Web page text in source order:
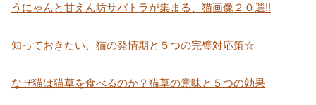
うにゃんと甘えん坊サバトラが集まる、猫画像２０選!!
知っておきたい、猫の発情期と５つの完璧対応策☆
なぜ猫は猫草を食べるのか？猫草の意味と５つの効果